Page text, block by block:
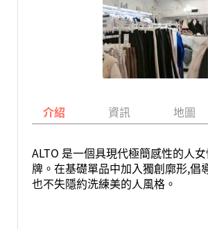
介紹 資訊 地圖
ALTO 是一個具現代極簡感性的人
牌。在基礎單品中加入獨創廓形,倡
也不失隱約洗練美的人風格。